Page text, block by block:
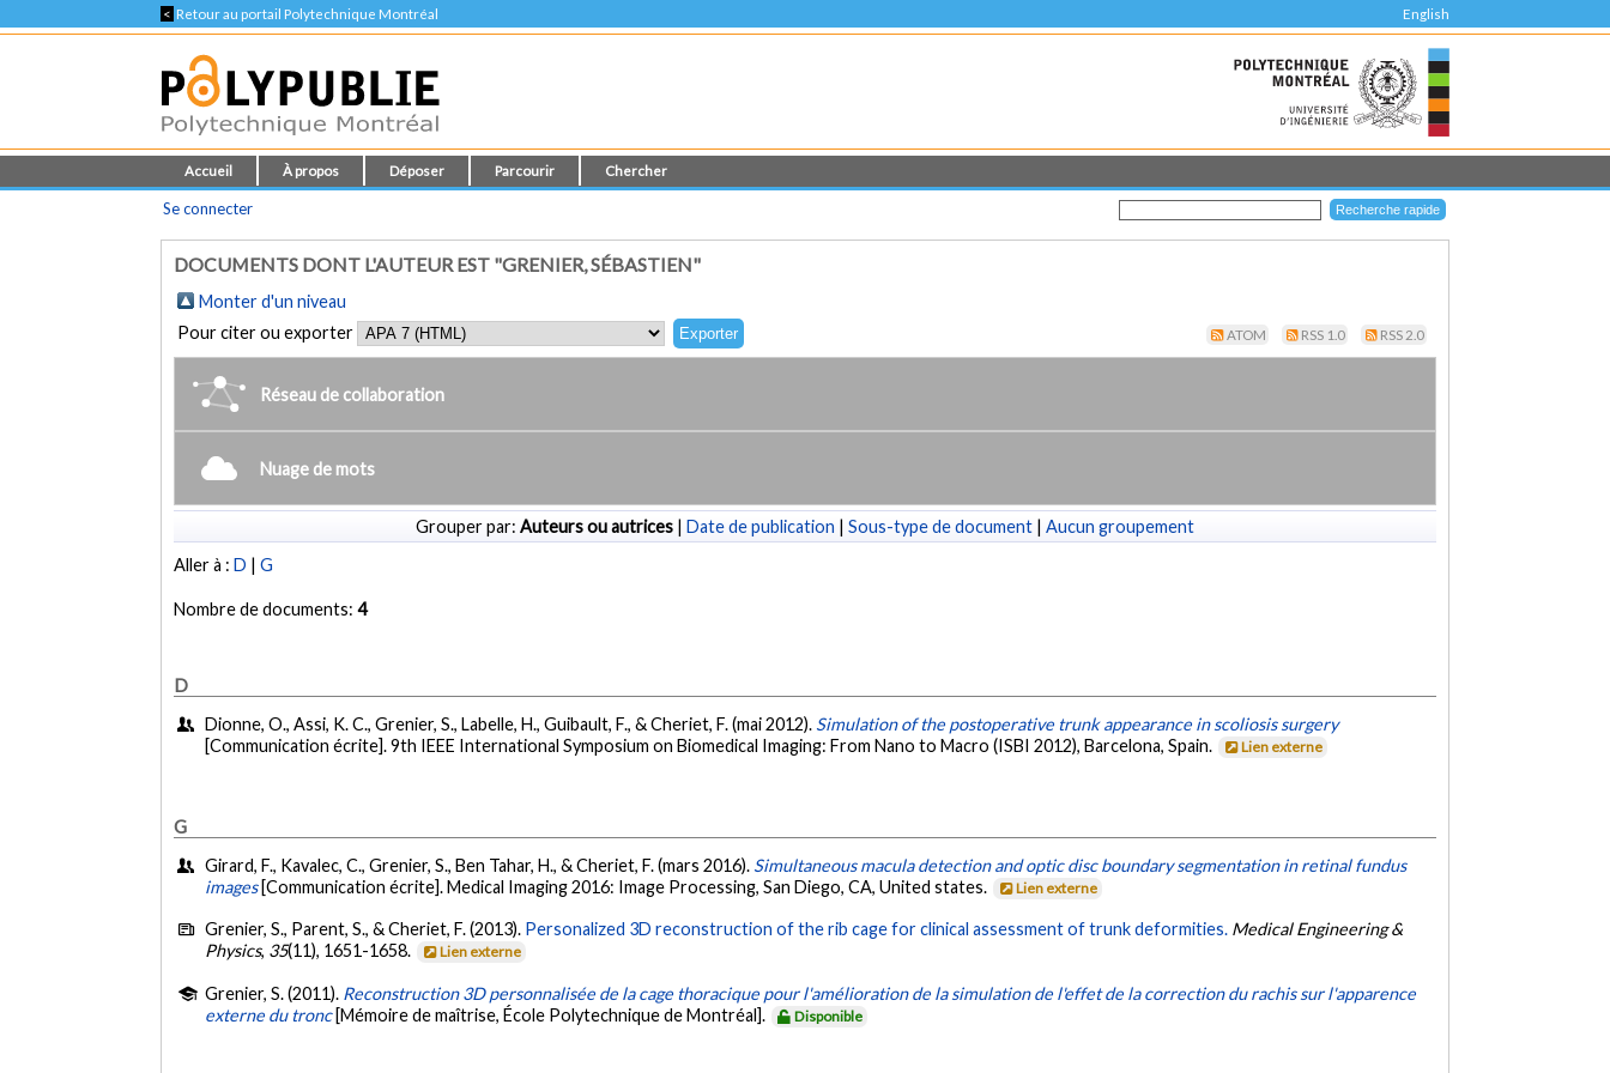
< Retour au portail Polytechnique Montréal English
Accueil À propos Déposer Parcourir Chercher
Se connecter
DOCUMENTS DONT L'AUTEUR EST "GRENIER, SÉBASTIEN"
Monter d'un niveau
Pour citer ou exporter
ATOM RSS 1.0 RSS 2.0
Réseau de collaboration
Nuage de mots
Grouper par: Auteurs ou autrices | Date de publication | Sous-type de document | Aucun groupement
Aller à :D |G
Nombre de documents:4
D
Dionne, O., Assi, K. C., Grenier, S., Labelle, H., Guibault, F., & Cheriet, F. (mai 2012). Simulation of the postoperative trunk appearance in scoliosis surgery
[Communication écrite]. 9th IEEE International Symposium on Biomedical Imaging: From Nano to Macro (ISBI 2012), Barcelona, Spain.
Lien externe
G
Girard, F., Kavalec, C., Grenier, S., Ben Tahar, H., & Cheriet, F. (mars 2016). Simultaneous macula detection and optic disc boundary segmentation in retinal fundus
images [Communication écrite]. Medical Imaging 2016: Image Processing, San Diego, CA, United states. Lien externe
Grenier, S., Parent, S., & Cheriet, F. (2013). Personalized 3D reconstruction of the rib cage for clinical assessment of trunk deformities. Medical Engineering &
Physics, 35(11), 1651-1658. Lien externe
Grenier, S. (2011). Reconstruction 3D personnalisée de la cage thoracique pour l'amélioration de la simulation de l'effet de la correction du rachis sur l'apparence
externe du tronc [Mémoire de maîtrise, École Polytechnique de Montréal]. Disponible